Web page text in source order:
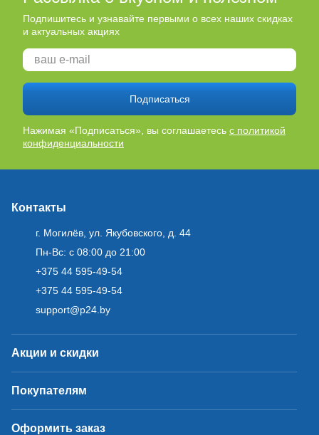
Подпишитесь и узнавайте первыми о всех наших скидках
и актуальных акциях
Подписаться
Нажимая «Подписаться», вы соглашаетесь с политикой
конфиденциальности
Контакты
г. Могилёв, ул. Якубовского, д. 44
Пн-Вс: с 08:00 до 21:00
+375 44 595-49-54
+375 44 595-49-54
support@p24.by
Акции и скидки
Покупателям
Оформить заказ